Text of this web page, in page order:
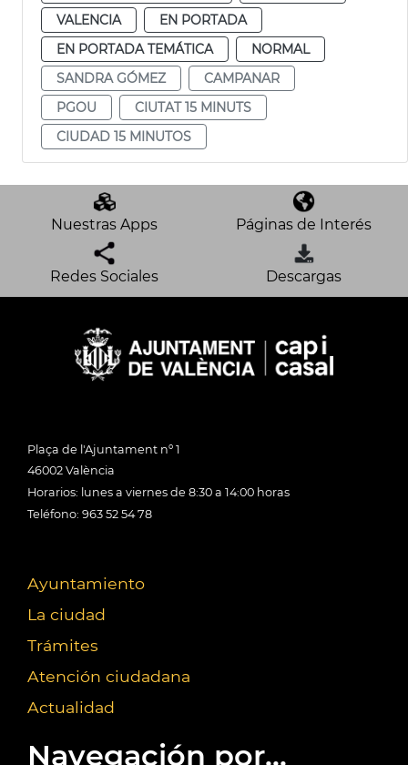
VALENCIA
EN PORTADA
EN PORTADA TEMÁTICA
NORMAL
SANDRA GÓMEZ
CAMPANAR
PGOU
CIUTAT 15 MINUTS
CIUDAD 15 MINUTOS
Nuestras Apps Páginas de Interés
Redes Sociales Descargas
Plaça de l'Ajuntament nº 1
46002 València
Horarios: lunes a viernes de 8:30 a 14:00 horas
Teléfono: 963 52 54 78
Ayuntamiento
La ciudad
Trámites
Atención ciudadana
Actualidad
Navegación por...